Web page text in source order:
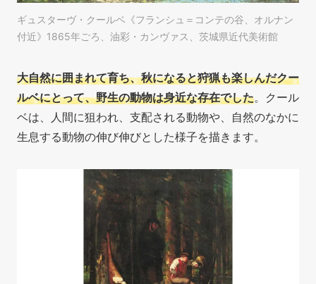
ギュスターヴ・クールベ《フランシュ＝コンテの谷、オルナン
付近》1865年ごろ、油彩・カンヴァス、茨城県近代美術館
大自然に囲まれて育ち、秋になると狩猟も楽しんだクー
ルベにとって、野生の動物は身近な存在でした。クール
ベは、人間に狙われ、支配される動物や、自然のなかに
生息する動物の伸び伸びとした様子を描きます。